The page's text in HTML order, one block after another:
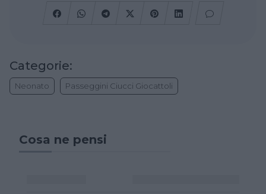
Categorie:
Neonato Passeggini Ciucci Giocattoli
Cosa ne pensi